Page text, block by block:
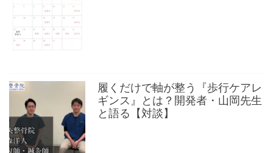
履くだけで軸が整う『歩行ケアレ
ギンス』とは？開発者・山岡先生
と語る【対談】